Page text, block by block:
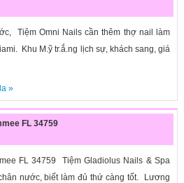
Tiệm Omni Nails cần thêm thợ nail làm
Khu M.ỹ tr.ắ.ng lịch sự, khách sang, giá
»
FL 34759
FL 34759 Tiệm Gladiolus Nails & Spa
nước, biết làm đủ thứ càng tốt. Lương